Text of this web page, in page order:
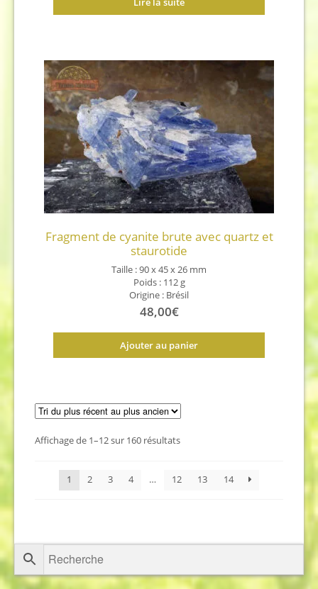
Fragment de cyanite brute avec quartz et
staurotide
Taille : 90 x 45 x 26 mm
Poids : 112 g
Origine : Brésil
48,00€
Ajouter au panier
Affichage de 1–12 sur 160 résultatsTrié
récent
1 2 3 4 … 12 13 14